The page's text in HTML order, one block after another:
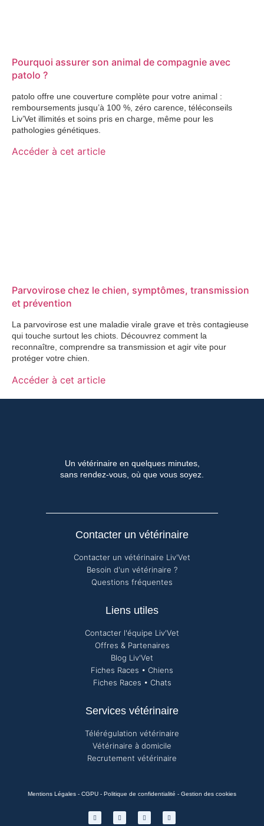
Pourquoi assurer son animal de compagnie avec
patolo ?
patolo offre une couverture complète pour votre animal :
remboursements jusqu’à 100 %, zéro carence, téléconseils
Liv’Vet illimités et soins pris en charge, même pour les
pathologies génétiques.
Accéder à cet article
Parvovirose chez le chien, symptômes, transmission
et prévention
La parvovirose est une maladie virale grave et très contagieuse
qui touche surtout les chiots. Découvrez comment la
reconnaître, comprendre sa transmission et agir vite pour
protéger votre chien.
Accéder à cet article
Un vétérinaire en quelques minutes,
sans rendez-vous, où que vous soyez.
Contacter un vétérinaire
Contacter un vétérinaire Liv'Vet
Besoin d'un vétérinaire ?
Questions fréquentes
Liens utiles
Contacter l'équipe Liv'Vet
Offres & Partenaires
Blog Liv'Vet
Fiches Races • Chiens
Fiches Races • Chats
Services vétérinaire
Télérégulation vétérinaire
Vétérinaire à domicile
Recrutement vétérinaire
Mentions Légales - CGPU - Politique de confidentialité - Gestion des cookies